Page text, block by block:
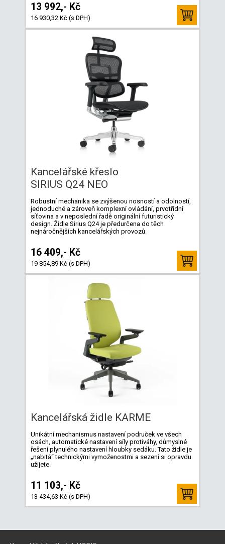
13 992,- Kč
16 930,32 Kč (s DPH)
Kancelářské křeslo
SIRIUS Q24 NEO
Robustní mechanika se zvýšenou nosností a odolností,
jednoduché a zároveň komplexní ovládání, prvotřídní
síťovina a v neposlední řadě originální futuristický
design. Židle Sirius Q24 je předurčena do těch
nejnáročnějších kancelářských provozů.
16 409,- Kč
19 854,89 Kč (s DPH)
Kancelářská židle KARME
Unikátní mechanismus nastavení područek ve všech
osách, automatické nastavení síly protiváhy, důmyslné
řešení plynulého nastavení hloubky sedáku. Tato židle je
„nabitá“ technickými vymoženostmi a sezení si opravdu
užijete.
11 103,- Kč
13 434,63 Kč (s DPH)